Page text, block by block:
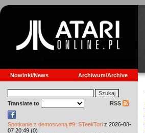
Nowinki/News Archiwum/Archive
Translate to RSS
Spotkanie z demosceną #9: STeel/Tori z 2026-08-
07 20:49 (0)